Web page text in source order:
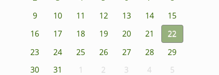
9
10 11 12 13 14
15
16
17 18 19 20 21
22
23
24 25 26 27 28
29
30
31 1 2 3 4 5